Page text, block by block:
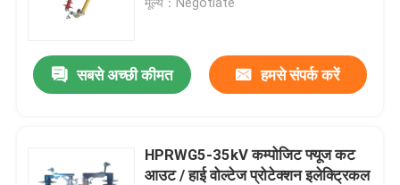
सबसे अच्छी कीमत हमसे संपर्क करें
HPRWG5-35kV कम्पोजिट फ्यूज कट
आउट / हाई वोल्टेज प्रोटेक्शन इलेक्ट्रिकल